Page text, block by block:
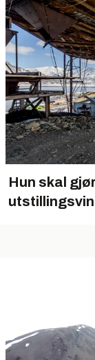
Hun skal